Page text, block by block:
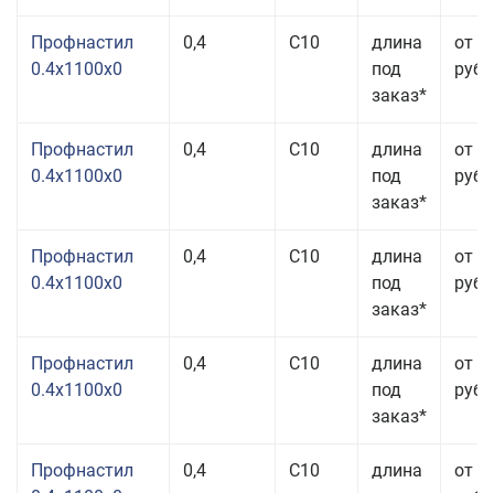
Профнастил
0.4x1100x0
0,4 С10
длина
под
заказ*
от
руб.
Профнастил
0.4x1100x0
0,4 С10
длина
под
заказ*
от
руб.
Профнастил
0.4x1100x0
0,4 С10
длина
под
заказ*
от
руб.
Профнастил
0.4x1100x0
0,4 С10
длина
под
заказ*
от
руб.
Профнастил
0,4 С10
длина
от